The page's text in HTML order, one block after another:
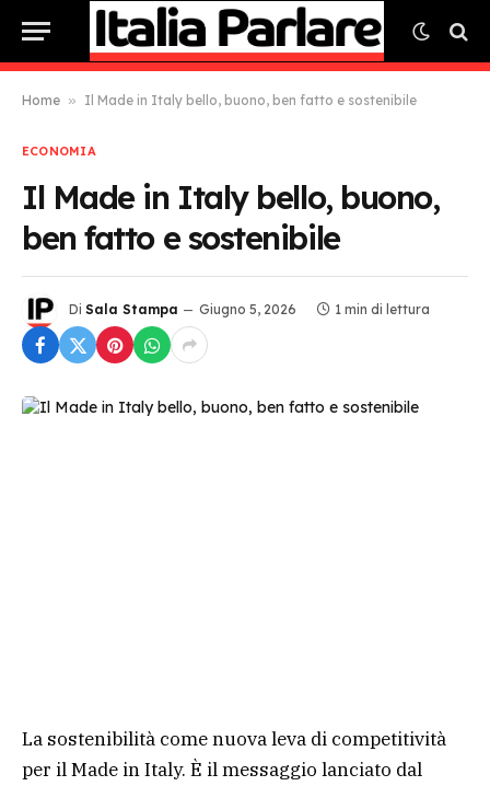
Home » Il Made in Italy bello, buono, ben fatto e sostenibile
ECONOMIA
Il Made in Italy bello, buono,
ben fatto e sostenibile
Di Sala Stampa Giugno 5, 2026 1 min di lettura
La sostenibilità come nuova leva di competitività
per il Made in Italy. È il messaggio lanciato dal